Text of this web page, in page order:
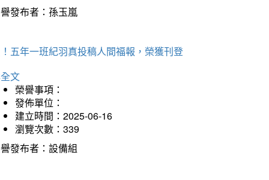
發布者：孫玉嵐
五年一班紀羽真投稿人間福報，榮獲刊登
文
榮譽事項：
發佈單位：
建立時間：2025-06-16
瀏覽次數：339
發布者：設備組